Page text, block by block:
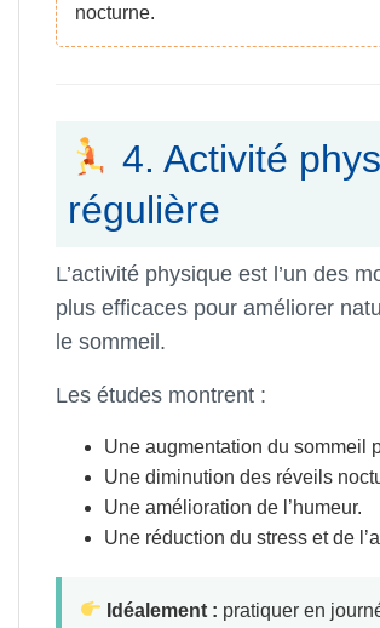
nocturne.
4. Activité
régulière
L’activité physique est l’un des
plus efficaces pour améliorer
le sommeil.
Les études montrent :
Une augmentation du sommeil
Une diminution des réveils
Une amélioration de l’humeur.
Une réduction du stress et de
Idéalement : pratiquer en